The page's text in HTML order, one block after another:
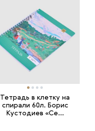
Тетрадь в клетку на
спирали 60л. Борис
Кустодиев «Се...